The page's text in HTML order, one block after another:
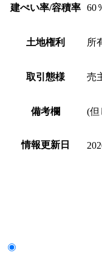
建ぺい率/容積率 60
土地権利 所
取引態様 売
備考欄 (但
情報更新日